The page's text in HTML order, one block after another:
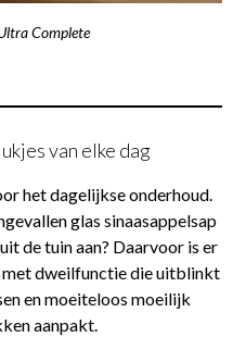
Complete
van elke dag
het dagelijkse onderhoud.
glas sinaasappelsap
de tuin aan? Daarvoor is er
dweilfunctie die uitblinkt
en moeiteloos moeilijk
aanpakt.